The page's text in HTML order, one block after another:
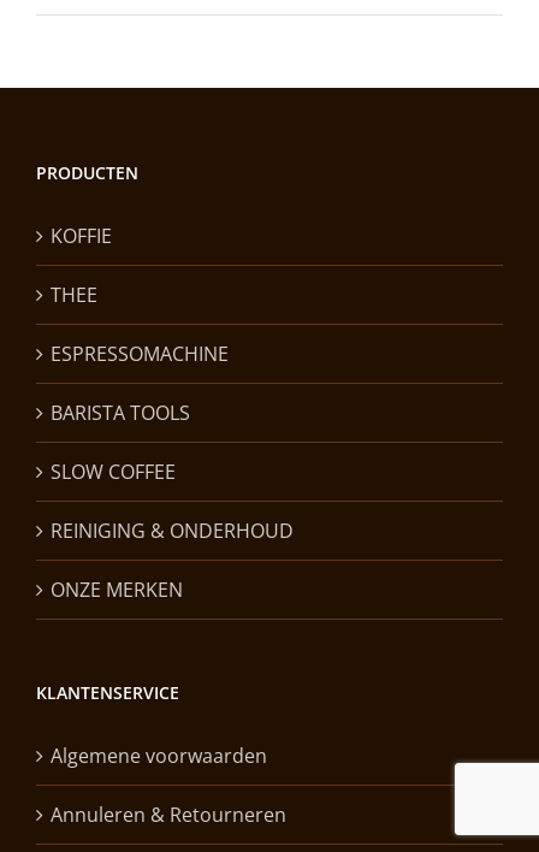
PRODUCTEN
KOFFIE
THEE
ESPRESSOMACHINE
BARISTA TOOLS
SLOW COFFEE
REINIGING & ONDERHOUD
ONZE MERKEN
KLANTENSERVICE
Algemene voorwaarden
Annuleren & Retourneren